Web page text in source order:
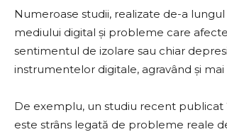
Numeroase studii, realizate de-a
mediului digital și probleme care
sentimentul de izolare sau chiar
instrumentelor digitale, agravând și
De exemplu, un studiu recent publicat
este strâns legată de probleme reale